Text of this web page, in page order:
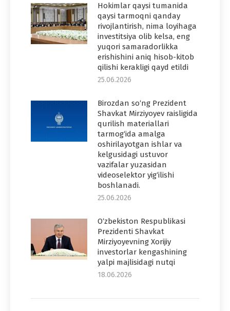
Hokimlar qaysi tumanida
qaysi tarmoqni qanday
rivojlantirish, nima loyihaga
investitsiya olib kelsa, eng
yuqori samaradorlikka
erishishini aniq hisob-kitob
qilishi kerakligi qayd etildi
25.06.2026
Birozdan so‘ng Prezident
Shavkat Mirziyoyev raisligida
qurilish materiallari
tarmog‘ida amalga
oshirilayotgan ishlar va
kelgusidagi ustuvor
vazifalar yuzasidan
videoselektor yig‘ilishi
boshlanadi.
25.06.2026
O‘zbekiston Respublikasi
Prezidenti Shavkat
Mirziyoyevning Xorijiy
investorlar kengashining
yalpi majlisidagi nutqi
18.06.2026